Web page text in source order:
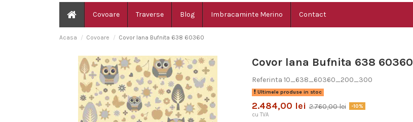
Covoare Traverse Blog Imbracaminte Merino Contact
Acasa Covoare Covor lana Bufnita 638 60360
Covor lana Bufnita 638 60360
Referinta 10_638_60360_200_300
Ultimele produse in stoc
2.484,00 lei 2.760,00 lei
-10%
cu TVA